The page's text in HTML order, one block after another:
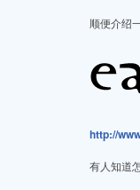
顺便介绍
http://
有人知道